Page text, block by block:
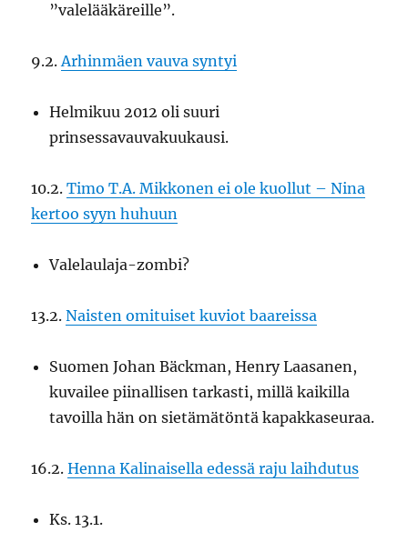
”valelääkäreille”.
9.2.Arhinmäen vauva syntyi
Helmikuu 2012 oli suuri
prinsessavauvakuukausi.
10.2.Timo T.A. Mikkonen ei ole kuollut – Nina
kertoo syyn huhuun
Valelaulaja-zombi?
13.2.Naisten omituiset kuviot baareissa
Suomen Johan Bäckman, Henry Laasanen,
kuvailee piinallisen tarkasti, millä kaikilla
tavoilla hän on sietämätöntä kapakkaseuraa.
16.2.Henna Kalinaisella edessä raju laihdutus
Ks. 13.1.